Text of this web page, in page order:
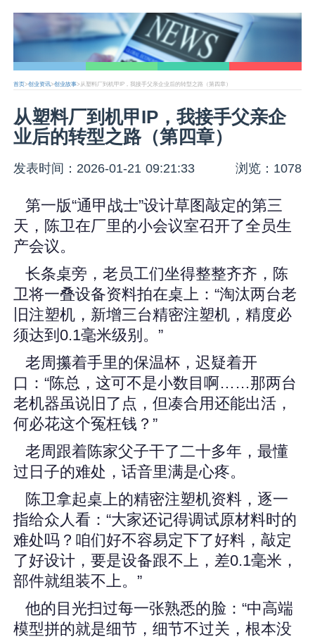
首页>创业资讯>创业故事>从塑料厂到机甲IP，我接手父亲企业后的转型之路（第四章）
从塑料厂到机甲IP，我接手父亲企
业后的转型之路（第四章）
发表时间：2026-01-21 09:21:33 浏览：1078
第一版“通甲战士”设计草图敲定的第三
天，陈卫在厂里的小会议室召开了全员生
产会议。
长条桌旁，老员工们坐得整整齐齐，陈
卫将一叠设备资料拍在桌上：“淘汰两台老
旧注塑机，新增三台精密注塑机，精度必
须达到0.1毫米级别。”
老周攥着手里的保温杯，迟疑着开
口：“陈总，这可不是小数目啊……那两台
老机器虽说旧了点，但凑合用还能出活，
何必花这个冤枉钱？”
老周跟着陈家父子干了二十多年，最懂
过日子的难处，话音里满是心疼。
陈卫拿起桌上的精密注塑机资料，逐一
指给众人看：“大家还记得调试原材料时的
难处吗？咱们好不容易定下了好料，敲定
了好设计，要是设备跟不上，差0.1毫米，
部件就组装不上。”
他的目光扫过每一张熟悉的脸：“中高端
模型拼的就是细节，细节不过关，根本没